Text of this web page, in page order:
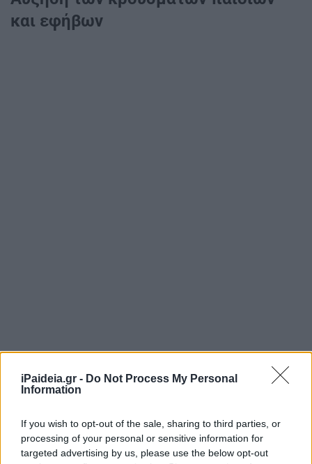
iPaideia.gr - Do Not Process My Personal
Information
If you wish to opt-out of the sale, sharing to third parties, or
processing of your personal or sensitive information for
targeted advertising by us, please use the below opt-out
και εφήβων